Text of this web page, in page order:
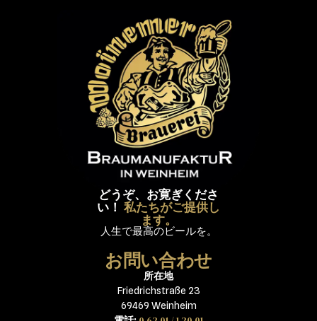
どうぞ、お寛ぎくださ
い！ 私たちがご提供し
ます。
人生で最高のビールを。
お問い合わせ
所在地
Friedrichstraße 23
69469 Weinheim